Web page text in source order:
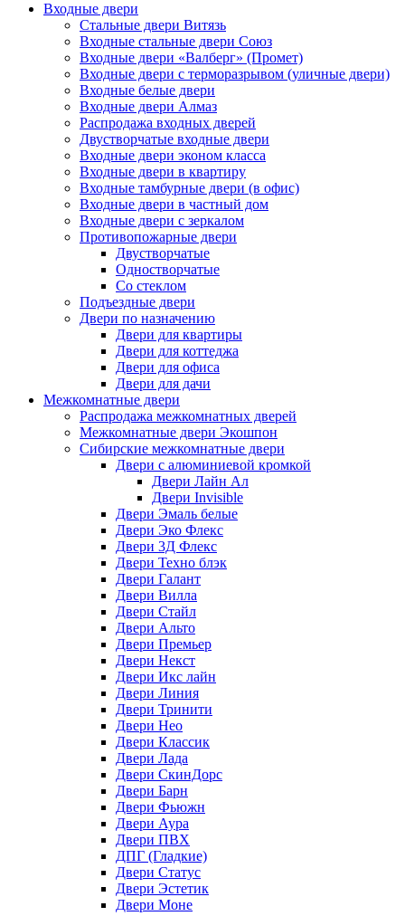
Входные двери
Стальные двери Витязь
Входные стальные двери Союз
Входные двери «Валберг» (Промет)
Входные двери с терморазрывом (уличные двери)
Входные белые двери
Входные двери Алмаз
Распродажа входных дверей
Двустворчатые входные двери
Входные двери эконом класса
Входные двери в квартиру
Входные тамбурные двери (в офис)
Входные двери в частный дом
Входные двери с зеркалом
Противопожарные двери
Двустворчатые
Одностворчатые
Со стеклом
Подъездные двери
Двери по назначению
Двери для квартиры
Двери для коттеджа
Двери для офиса
Двери для дачи
Межкомнатные двери
Распродажа межкомнатных дверей
Межкомнатные двери Экошпон
Сибирские межкомнатные двери
Двери с алюминиевой кромкой
Двери Лайн Ал
Двери Invisible
Двери Эмаль белые
Двери Эко Флекс
Двери 3Д Флекс
Двери Техно блэк
Двери Галант
Двери Вилла
Двери Стайл
Двери Альто
Двери Премьер
Двери Некст
Двери Икс лайн
Двери Линия
Двери Тринити
Двери Нео
Двери Классик
Двери Лада
Двери СкинДорс
Двери Барн
Двери Фьюжн
Двери Аура
Двери ПВХ
ДПГ (Гладкие)
Двери Статус
Двери Эстетик
Двери Моне